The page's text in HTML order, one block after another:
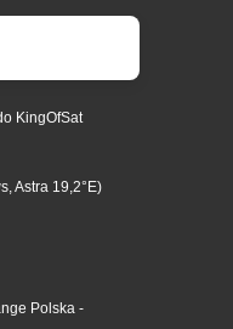
KingOfSat
Astra 19,2°E)
Polska -